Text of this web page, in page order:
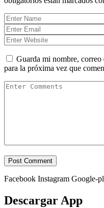
Guarda mi nombre,
para la próxima vez que
Facebook Instagram Google-
Descargar App